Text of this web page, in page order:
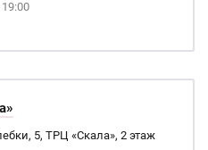
5, ТРЦ «Скала», 2 этаж